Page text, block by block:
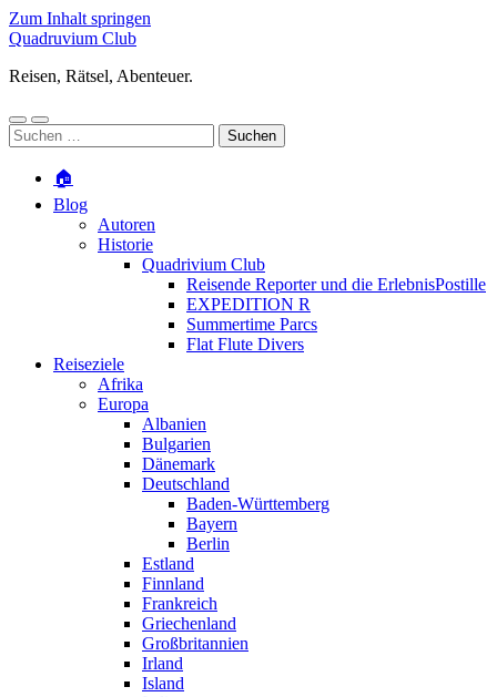
Zum Inhalt springen
Quadruvium Club
Reisen, Rätsel, Abenteuer.
Mobile-
Menü
Suchfeld
ein-/ausblenden
Suchen
nach:
🏠
Blog
Autoren
Historie
Quadrivium Club
Reisende Reporter und die ErlebnisPostille
EXPEDITION R
Summertime Parcs
Flat Flute Divers
Reiseziele
Afrika
Europa
Albanien
Bulgarien
Dänemark
Deutschland
Baden-Württemberg
Bayern
Berlin
Estland
Finnland
Frankreich
Griechenland
Großbritannien
Irland
Island